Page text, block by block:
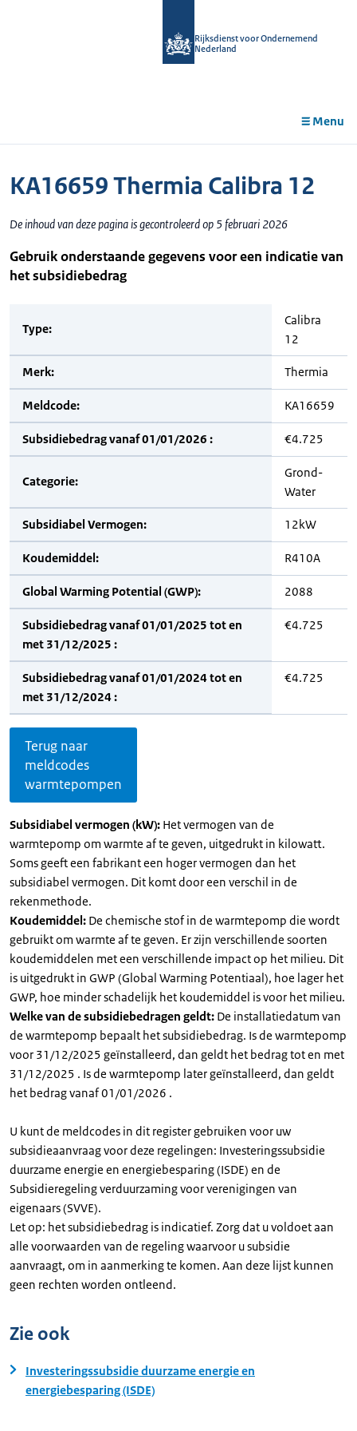
Rijksdienst voor Ondernemend
Nederland
Menu
KA16659 Thermia Calibra 12
De inhoud van deze pagina is gecontroleerd op 5 februari 2026
Gebruik onderstaande gegevens voor een indicatie van
het subsidiebedrag
Type:
Calibra
12
Merk: Thermia
Meldcode: KA16659
Subsidiebedrag vanaf 01/01/2026 : €4.725
Categorie:
Grond-
Water
Subsidiabel Vermogen: 12kW
Koudemiddel: R410A
Global Warming Potential (GWP): 2088
Subsidiebedrag vanaf 01/01/2025 tot en
met 31/12/2025 :
€4.725
Subsidiebedrag vanaf 01/01/2024 tot en
met 31/12/2024 :
€4.725
Terug naar
meldcodes
warmtepompen
Subsidiabel vermogen (kW): Het vermogen van de
warmtepomp om warmte af te geven, uitgedrukt in kilowatt.
Soms geeft een fabrikant een hoger vermogen dan het
subsidiabel vermogen. Dit komt door een verschil in de
rekenmethode.
Koudemiddel: De chemische stof in de warmtepomp die wordt
gebruikt om warmte af te geven. Er zijn verschillende soorten
koudemiddelen met een verschillende impact op het milieu. Dit
is uitgedrukt in GWP (Global Warming Potentiaal), hoe lager het
GWP, hoe minder schadelijk het koudemiddel is voor het milieu.
Welke van de subsidiebedragen geldt: De installatiedatum van
de warmtepomp bepaalt het subsidiebedrag. Is de warmtepomp
voor 31/12/2025 geïnstalleerd, dan geldt het bedrag tot en met
31/12/2025 . Is de warmtepomp later geïnstalleerd, dan geldt
het bedrag vanaf 01/01/2026 .
U kunt de meldcodes in dit register gebruiken voor uw
subsidieaanvraag voor deze regelingen: Investeringssubsidie
duurzame energie en energiebesparing (ISDE) en de
Subsidieregeling verduurzaming voor verenigingen van
eigenaars (SVVE).
Let op: het subsidiebedrag is indicatief. Zorg dat u voldoet aan
alle voorwaarden van de regeling waarvoor u subsidie
aanvraagt, om in aanmerking te komen. Aan deze lijst kunnen
geen rechten worden ontleend.
Zie ook
Investeringssubsidie duurzame energie en
energiebesparing (ISDE)